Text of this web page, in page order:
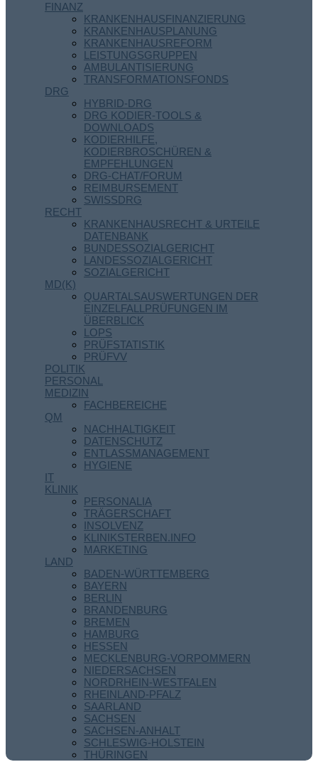
FINANZ
KRANKENHAUSFINANZIERUNG
KRANKENHAUSPLANUNG
KRANKENHAUSREFORM
LEISTUNGSGRUPPEN
AMBULANTISIERUNG
TRANSFORMATIONSFONDS
DRG
HYBRID-DRG
DRG KODIER-TOOLS &
DOWNLOADS
KODIERHILFE,
KODIERBROSCHÜREN &
EMPFEHLUNGEN
DRG-CHAT/FORUM
REIMBURSEMENT
SWISSDRG
RECHT
KRANKENHAUSRECHT & URTEILE
DATENBANK
BUNDESSOZIALGERICHT
LANDESSOZIALGERICHT
SOZIALGERICHT
MD(K)
QUARTALSAUSWERTUNGEN DER
EINZELFALLPRÜFUNGEN IM
ÜBERBLICK
LOPS
PRÜFSTATISTIK
PRÜFVV
POLITIK
PERSONAL
MEDIZIN
FACHBEREICHE
QM
NACHHALTIGKEIT
DATENSCHUTZ
ENTLASSMANAGEMENT
HYGIENE
IT
KLINIK
PERSONALIA
TRÄGERSCHAFT
INSOLVENZ
KLINIKSTERBEN.INFO
MARKETING
LAND
BADEN-WÜRTTEMBERG
BAYERN
BERLIN
BRANDENBURG
BREMEN
HAMBURG
HESSEN
MECKLENBURG-VORPOMMERN
NIEDERSACHSEN
NORDRHEIN-WESTFALEN
RHEINLAND-PFALZ
SAARLAND
SACHSEN
SACHSEN-ANHALT
SCHLESWIG-HOLSTEIN
THÜRINGEN